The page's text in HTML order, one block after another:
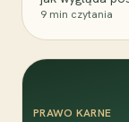
9 min czytania
PRAWO KARNE